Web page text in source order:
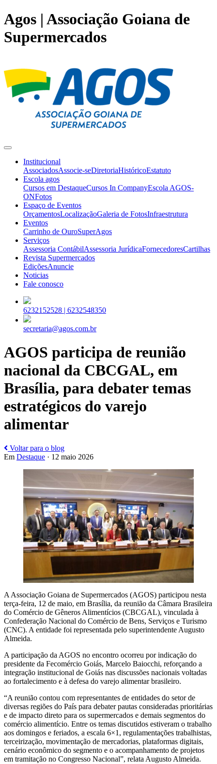
Agos | Associação Goiana de
Supermercados
Institucional
AssociadosAssocie-seDiretoriaHistóricoEstatuto
Escola agos
Cursos em DestaqueCursos In CompanyEscola AGOS-
ONFotos
Espaço de Eventos
OrçamentosLocalizaçãoGaleria de FotosInfraestrutura
Eventos
Carrinho de OuroSuperAgos
Serviços
Assessoria ContábilAssessoria JurídicaFornecedoresCartilhas
Revista Supermercados
EdiçõesAnuncie
Noticias
Fale conosco
6232152528 | 6232548350
secretaria@agos.com.br
AGOS participa de reunião
nacional da CBCGAL, em
Brasília, para debater temas
estratégicos do varejo
alimentar
Voltar para o blog
Em Destaque · 12 maio 2026
A Associação Goiana de Supermercados (AGOS) participou nesta
terça-feira, 12 de maio, em Brasília, da reunião da Câmara Brasileira
do Comércio de Gêneros Alimentícios (CBCGAL), vinculada à
Confederação Nacional do Comércio de Bens, Serviços e Turismo
(CNC). A entidade foi representada pelo superintendente Augusto
Almeida.
A participação da AGOS no encontro ocorreu por indicação do
presidente da Fecomércio Goiás, Marcelo Baiocchi, reforçando a
integração institucional de Goiás nas discussões nacionais voltadas
ao fortalecimento e à defesa do varejo alimentar brasileiro.
“A reunião contou com representantes de entidades do setor de
diversas regiões do País para debater pautas consideradas prioritárias
e de impacto direto para os supermercados e demais segmentos do
comércio alimentício. Entre os temas discutidos estiveram o trabalho
aos domingos e feriados, a escala 6×1, regulamentações trabalhistas,
terceirização, movimentação de mercadorias, plataformas digitais,
cenário econômico do segmento e o acompanhamento de projetos
em tramitação no Congresso Nacional”, relata Augusto Almeida.